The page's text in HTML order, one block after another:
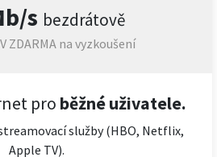
s bezdrátově
ZDARMA na vyzkoušení
pro běžné uživatele.
služby (HBO, Netflix,
Apple TV).